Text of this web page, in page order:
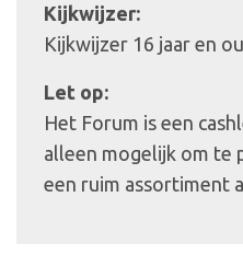
Kijkwijzer:
Kijkwijzer 16 jaar en
Let op:
Het Forum is een
alleen mogelijk om te
een ruim assortiment